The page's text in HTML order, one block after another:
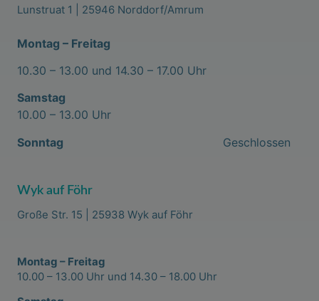
Lunstruat 1 | 25946 Norddorf/Amrum
Montag – Freitag
10.30 – 13.00 und 14.30 – 17.00 Uhr
Samstag
10.00 – 13.00 Uhr
Sonntag Geschlossen
Wyk auf Föhr
Große Str. 15 | 25938 Wyk auf Föhr
Montag – Freitag
10.00 – 13.00 Uhr und 14.30 – 18.00 Uhr